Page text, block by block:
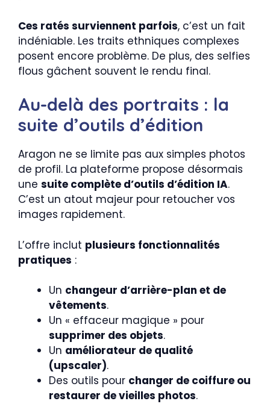
Ces ratés surviennent parfois, c’est un fait
indéniable. Les traits ethniques complexes
posent encore problème. De plus, des selfies
flous gâchent souvent le rendu final.
Au-delà des portraits : la
suite d’outils d’édition
Aragon ne se limite pas aux simples photos
de profil. La plateforme propose désormais
une suite complète d’outils d’édition IA.
C’est un atout majeur pour retoucher vos
images rapidement.
L’offre inclut plusieurs fonctionnalités
pratiques :
Un changeur d’arrière-plan et de
vêtements.
Un « effaceur magique » pour
supprimer des objets.
Un améliorateur de qualité
(upscaler).
Des outils pour changer de coiffure ou
restaurer de vieilles photos.